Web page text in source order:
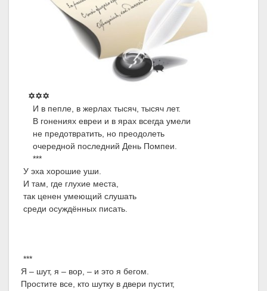
✡✡✡
И в пепле, в жерлах тысяч, тысяч лет.
В гонениях евреи и в ярах всегда умели
не предотвратить, но преодолеть
очередной последний День Помпеи.
***
У эха хорошие уши.
И там, где глухие места,
так ценен умеющий слушать
среди осуждённых писать.
***
Я – шут, я – вор, – и это я бегом.
Простите все, кто шутку в двери пустит,